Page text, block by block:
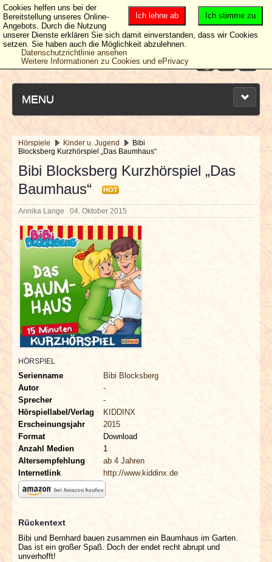
MENU
NEUESTE ARTIKEL
NEWS & DATES
BERICHTE
VERLOSUNGEN
INTERVIEWS
SPECIALS
REDAKTION
LINKS
ARCHIV
Hörspiele Kinder u. Jugend
Bibi
Blocksberg Kurzhörspiel „Das Baumhaus“
Bibi Blocksberg Kurzhörspiel „Das
Baumhaus“
HOT
Annika Lange 04. Oktober 2015
HÖRSPIEL
Serienname
Bibi Blocksberg
Autor
-
Sprecher
-
Hörspiellabel/Verlag
KIDDINX
Erscheinungsjahr
2015
Format
Download
Anzahl Medien
1
Altersempfehlung
ab 4 Jahren
Internetlink
http://www.kiddinx.de
Rückentext
Bibi und Bernhard bauen zusammen ein Baumhaus im Garten.
Das ist ein großer Spaß. Doch der endet recht abrupt und
unverhofft!
Ich stimme zu
Ich lehne ab
Cookies helfen uns bei der
Bereitstellung unseres Online-
Angebots. Durch die Nutzung
unserer Dienste erklären Sie sich damit einverstanden, dass wir Cookies
setzen. Sie haben auch die Möglichkeit abzulehnen.
Datenschutzrichtlinie ansehen
Weitere Informationen zu Cookies und ePrivacy